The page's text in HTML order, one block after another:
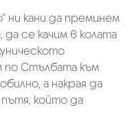
ни кани да преминем
се качим в колата
по Стълбата към
а накрая да
който да